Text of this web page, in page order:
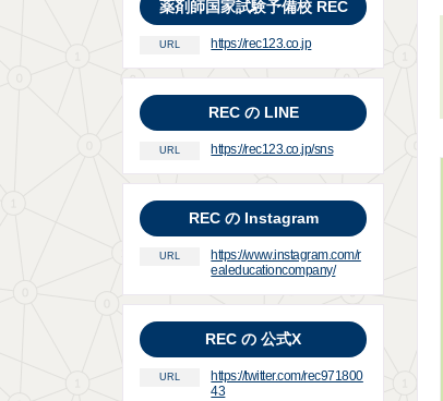
薬剤師国家試験予備校 REC
URL https://rec123.co.jp
REC の LINE
URL https://rec123.co.jp/sns
REC の Instagram
URL
https://www.instagram.com/r
ealeducationcompany/
REC の 公式X
URL
https://twitter.com/rec971800
43